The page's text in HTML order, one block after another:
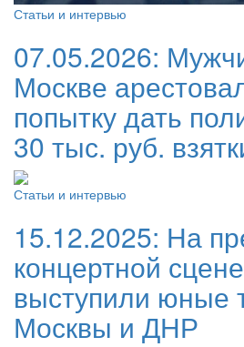
Статьи и интервью
07.05.2026:
Москве
попытку дать
30 тыс. руб.
Статьи и интервью
15.12.2025: На
концертной
выступили юные
Москвы и ДНР